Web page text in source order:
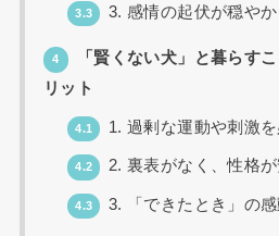
3.3 3. 感情の起伏が穏やか
4
「賢くない犬」と暮らす
リット
4.1 1. 過剰な運動や刺激
4.2 2. 裏表がなく、性格
4.3 3. 「できたとき」の